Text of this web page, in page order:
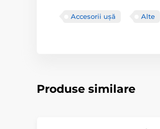
Accesorii ușă Alte
Produse similare